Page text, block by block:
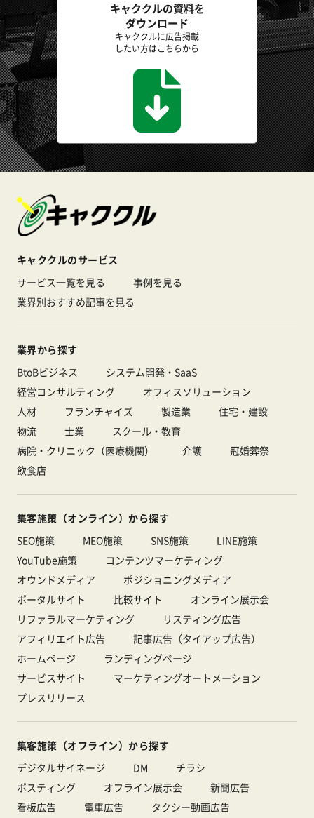
キャククルの資料を
ダウンロード
キャククルに広告掲載
したい方はこちらから
キャククルのサービス
サービス一覧を見る
事例を見る
業界別おすすめ記事を見る
業界から探す
BtoBビジネス
システム開発・SaaS
経営コンサルティング
オフィスソリューション
人材
フランチャイズ 製造業
住宅・建設
物流
士業
スクール・教育
病院・クリニック（医療機関）
介護
冠婚葬祭
飲食店
集客施策（オンライン）から探す
SEO施策
MEO施策 SNS施策
LINE施策
YouTube施策
コンテンツマーケティング
オウンドメディア
ポジショニングメディア
ポータルサイト
比較サイト
オンライン展示会
リファラルマーケティング
リスティング広告
アフィリエイト広告
記事広告（タイアップ広告）
ホームページ
ランディングページ
サービスサイト
マーケティングオートメーション
プレスリリース
集客施策（オフライン）から探す
デジタルサイネージ
DM
チラシ
ポスティング
オフライン展示会
新聞広告
看板広告
電車広告
タクシー動画広告